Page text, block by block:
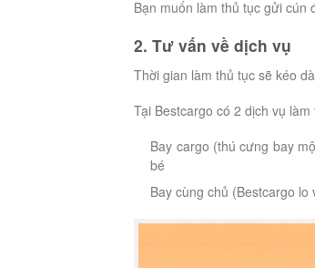
Bạn muốn làm thủ tục gửi cún
2. Tư vấn về dịch vụ
Thời gian làm thủ tục sẽ kéo
Tại Bestcargo có 2 dịch vụ
Bay cargo (thú cưng bay
bé
Bay cùng chủ (Bestcargo